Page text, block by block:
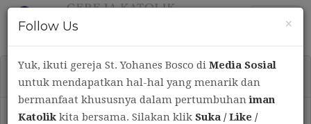
WARTA
Berita Terkini
×
Follow Us
Yuk, ikuti gereja St. Yohanes Bosco di Media Sosial
untuk mendapatkan hal-hal yang menarik dan
bermanfaat khususnya dalam pertumbuhaniman
Katolik kita bersama. Silakan klik Suka / Like /